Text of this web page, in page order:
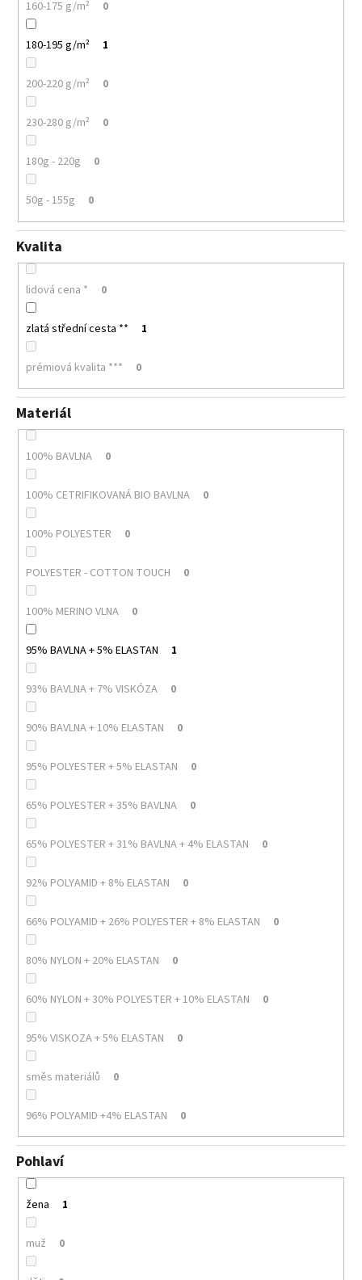
160-175 g/m² 0
180-195 g/m² 1
200-220 g/m² 0
230-280 g/m² 0
180g - 220g 0
50g - 155g 0
Kvalita
lidová cena * 0
zlatá střední cesta ** 1
prémiová kvalita *** 0
Materiál
100% BAVLNA 0
100% CETRIFIKOVANÁ BIO BAVLNA 0
100% POLYESTER 0
POLYESTER - COTTON TOUCH 0
100% MERINO VLNA 0
95% BAVLNA + 5% ELASTAN 1
93% BAVLNA + 7% VISKÓZA 0
90% BAVLNA + 10% ELASTAN 0
95% POLYESTER + 5% ELASTAN 0
65% POLYESTER + 35% BAVLNA 0
65% POLYESTER + 31% BAVLNA + 4% ELASTAN 0
92% POLYAMID + 8% ELASTAN 0
66% POLYAMID + 26% POLYESTER + 8% ELASTAN 0
80% NYLON + 20% ELASTAN 0
60% NYLON + 30% POLYESTER + 10% ELASTAN 0
95% VISKOZA + 5% ELASTAN 0
směs materiálů 0
96% POLYAMID +4% ELASTAN 0
Pohlaví
žena 1
muž 0